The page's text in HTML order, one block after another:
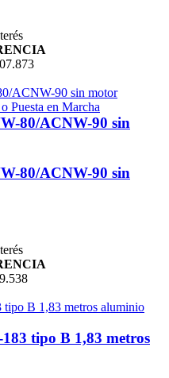
80/ACNW-90 sin
80/ACNW-90 sin
tipo B 1,83 metros